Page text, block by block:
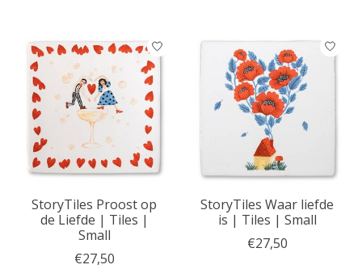
StoryTiles Proost op
de Liefde | Tiles |
Small
€27,50
StoryTiles Waar liefde
is | Tiles | Small
€27,50